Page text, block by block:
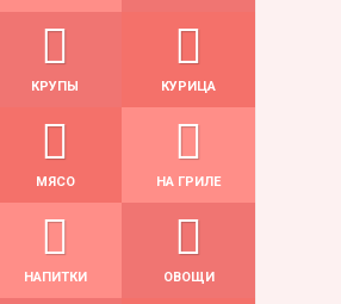
КРУПЫ КУРИЦА
МЯСО НА ГРИЛЕ
НАПИТКИ ОВОЩИ